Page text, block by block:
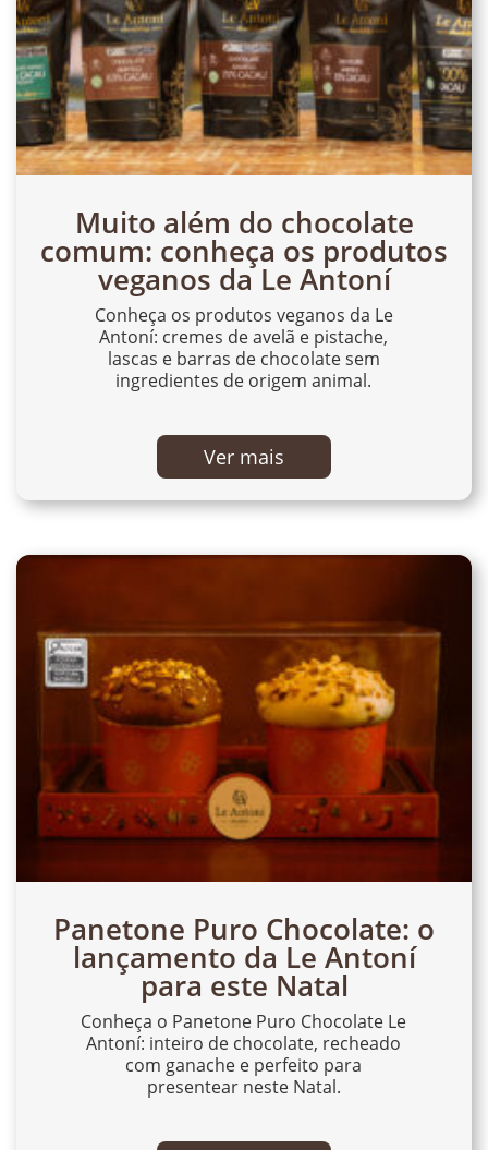
Muito além do chocolate
comum: conheça os produtos
veganos da Le Antoní
Conheça os produtos veganos da Le
Antoní: cremes de avelã e pistache,
lascas e barras de chocolate sem
ingredientes de origem animal.
Ver mais
Panetone Puro Chocolate: o
lançamento da Le Antoní
para este Natal
Conheça o Panetone Puro Chocolate Le
Antoní: inteiro de chocolate, recheado
com ganache e perfeito para
presentear neste Natal.